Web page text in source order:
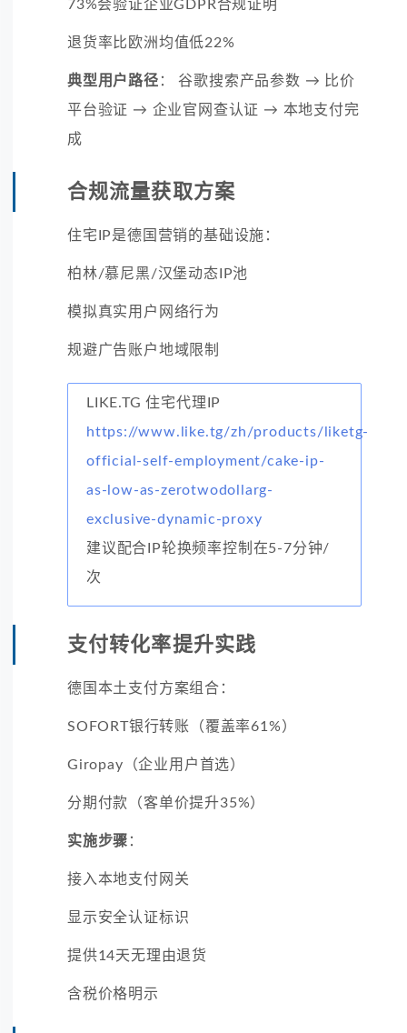
73%会验证企业GDPR合规证明
退货率比欧洲均值低22%
典型用户路径 ： 谷歌搜索产品参数 → 比价
平台验证 → 企业官网查认证 → 本地支付完
成
合规流量获取方案
住宅IP是德国营销的基础设施：
柏林/慕尼黑/汉堡动态IP池
模拟真实用户网络行为
规避广告账户地域限制
LIKE.TG 住宅代理IP
https://www.like.tg/zh/products/liketg-
official-self-employment/cake-ip-
as-low-as-zerotwodollarg-
exclusive-dynamic-proxy
建议配合IP轮换频率控制在5-7分钟/
次
支付转化率提升实践
德国本土支付方案组合：
SOFORT银行转账（覆盖率61%）
Giropay（企业用户首选）
分期付款（客单价提升35%）
实施步骤 ：
接入本地支付网关
显示安全认证标识
提供14天无理由退货
含税价格明示